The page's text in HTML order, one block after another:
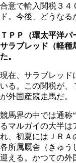
合意で輸入関税３４
ド。今後、どうなる
ＴＰＰ（環太平洋パ
サラブレッド（軽種
た。
現在、サラブレッド
いる。この関税が、
が外国産競走馬だ。
競馬界の中では通称
るマルガイの大半は
れ、初夏にはＪＲＡ
各所属厩舎（きゅう
迎える。かつての外